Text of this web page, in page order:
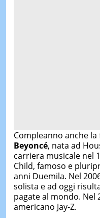
Compleanno anche
Beyoncé, nata ad
carriera musicale nel
Child, famoso e
anni Duemila. Nel
solista e ad oggi
pagate al mondo. Nel
americano Jay-Z.